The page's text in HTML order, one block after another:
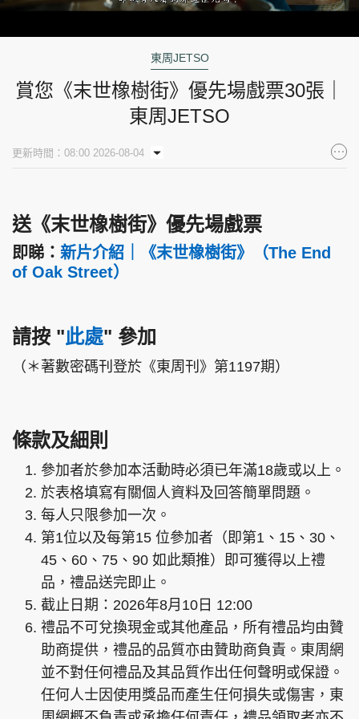
22.91%
東周JETSO
賞您《末世橡樹街》優先場戲票30張｜
東周JETSO
更新時間：08:00 2026-08-04
送《末世橡樹街》優先場戲票
即睇： 新片介紹｜《末世橡樹街》（The End
of Oak Street）
請按 "此處" 參加
（＊著數密碼刊登於《東周刊》第1197期）
條款及細則
參加者於參加本活動時必須已年滿18歲或以上。
於表格填寫有關個人資料及回答簡單問題。
每人只限參加一次。
第1位以及每第15 位參加者（即第1、15、30、
45、60、75、90 如此類推）即可獲得以上禮
品，禮品送完即止。
截止日期：2026年8月10日 12:00
禮品不可兌換現金或其他產品，所有禮品均由贊
助商提供，禮品的品質亦由贊助商負責。東周網
並不對任何禮品及其品質作出任何聲明或保證。
任何人士因使用獎品而產生任何損失或傷害，東